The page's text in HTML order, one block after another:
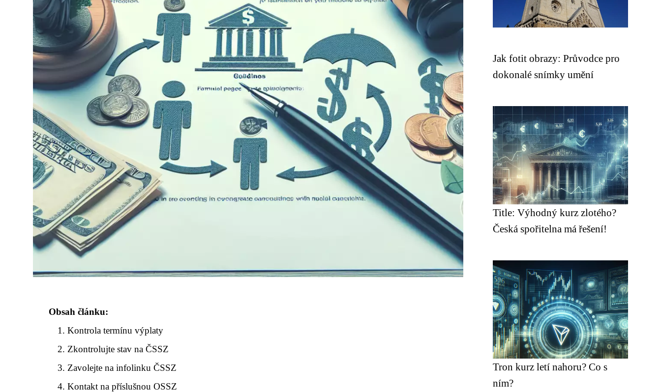
Obsah článku:
Kontrola termínu výplaty
Zkontrolujte stav na ČSSZ
Zavolejte na infolinku ČSSZ
Kontakt na příslušnou OSSZ
Jak fotit obrazy: Průvodce pro
dokonalé snímky umění
Title: Výhodný kurz zlotého?
Česká spořitelna má řešení!
Tron kurz letí nahoru? Co s
ním?